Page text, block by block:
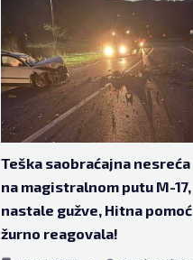
Teška saobraćajna nesreća
na magistralnom putu M-17,
nastale gužve, Hitna pomoć
žurno reagovala!